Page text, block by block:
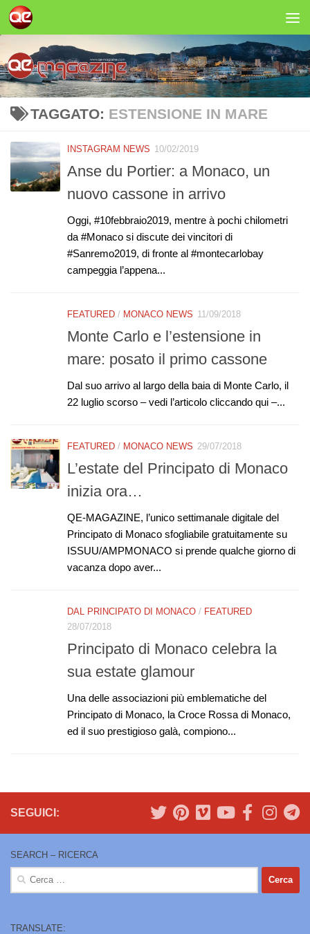
Salta al contenuto
TAGGATO: ESTENSIONE IN MARE
INSTAGRAM NEWS 10/02/2019
Anse du Portier: a Monaco, un
nuovo cassone in arrivo
Oggi, #10febbraio2019, mentre à pochi chilometri
da #Monaco si discute dei vincitori di
#Sanremo2019, di fronte al #montecarlobay
campeggia l’appena...
FEATURED / MONACO NEWS 11/09/2018
Monte Carlo e l’estensione in
mare: posato il primo cassone
Dal suo arrivo al largo della baia di Monte Carlo, il
22 luglio scorso – vedi l’articolo cliccando qui –...
FEATURED / MONACO NEWS 29/07/2018
L’estate del Principato di Monaco
inizia ora…
QE-MAGAZINE, l’unico settimanale digitale del
Principato di Monaco sfogliabile gratuitamente su
ISSUU/AMPMONACO si prende qualche giorno di
vacanza dopo aver...
DAL PRINCIPATO DI MONACO / FEATURED
28/07/2018
Principato di Monaco celebra la
sua estate glamour
Una delle associazioni più emblematiche del
Principato di Monaco, la Croce Rossa di Monaco,
ed il suo prestigioso galà, compiono...
SEGUICI:
SEARCH – RICERCA
Ricerca
TRANSLATE: